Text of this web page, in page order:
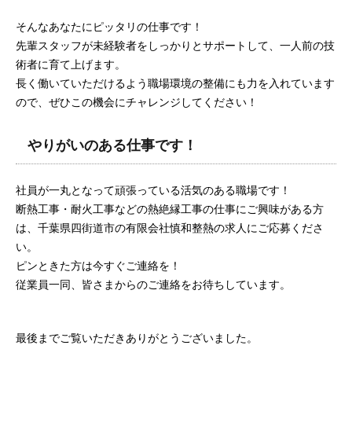
そんなあなたにピッタリの仕事です！
先輩スタッフが未経験者をしっかりとサポートして、一人前の技
術者に育て上げます。
長く働いていただけるよう職場環境の整備にも力を入れています
ので、ぜひこの機会にチャレンジしてください！
やりがいのある仕事です！
社員が一丸となって頑張っている活気のある職場です！
断熱工事・耐火工事などの熱絶縁工事の仕事にご興味がある方
は、千葉県四街道市の有限会社慎和整熱の求人にご応募くださ
い。
ピンときた方は今すぐご連絡を！
従業員一同、皆さまからのご連絡をお待ちしています。
最後までご覧いただきありがとうございました。